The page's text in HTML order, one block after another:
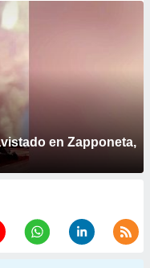
en Zapponeta,